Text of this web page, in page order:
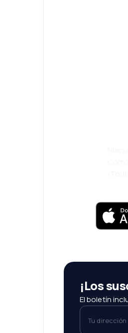
¡Los
El boletín
Tu dirección